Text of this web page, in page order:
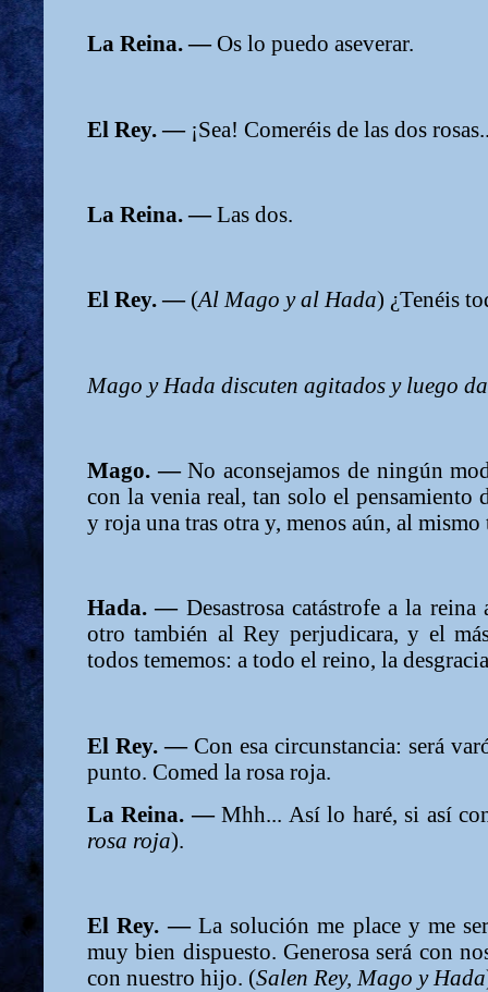
La Reina. —Os lo puedo aseverar.
El Rey. — ¡Sea! Comeréis de las dos
La Reina. —Las dos.
El Rey. —(Al Mago y al Hada) ¿Tenéis
Mago y Hada discuten agitados y luego
Mago. —No aconsejamos de ningún
con la venia real, tan solo el pensamiento
y roja una tras otra y, menos aún, al mismo
Hada. — Desastrosa catástrofe a la
otro también al Rey perjudicara, y el
todos tememos: a todo el reino, la
El Rey. — Con esa circunstancia: será
punto. Comed la rosa roja.
La Reina. —Mhh... Así lo haré, si así
rosa roja).
El Rey. — La solución me place y me
muy bien dispuesto. Generosa será con
con nuestro hijo. (Salen Rey, Mago y Hada